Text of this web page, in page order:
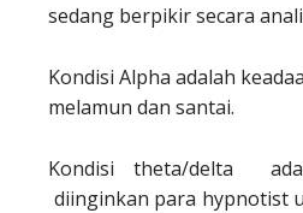
sedang berpikir secara
Kondisi Alpha adalah
melamun dan santai.
Kondisi theta/delta
diinginkan para hypnotist